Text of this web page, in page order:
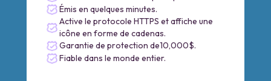
Émis en quelques minutes.
Active le protocole HTTPS et affiche une
icône en forme de cadenas.
Garantie de protection de10,000$.
Fiable dans le monde entier.